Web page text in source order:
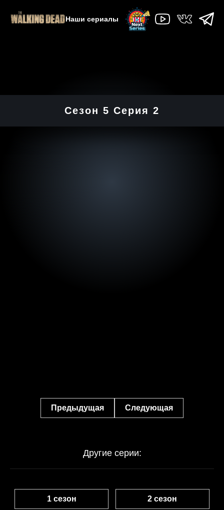
Наши сериалы
Сезон 5 Серия 2
Предыдущая Следующая
Другие серии:
1 сезон 2 сезон